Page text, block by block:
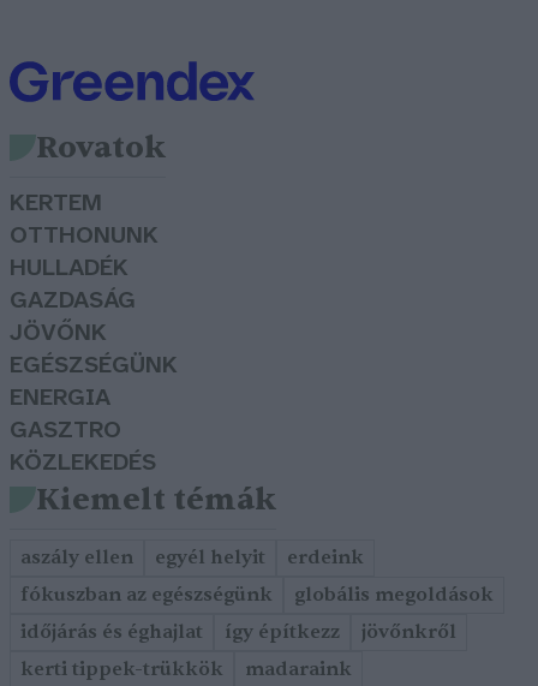
Rovatok
KERTEM
OTTHONUNK
HULLADÉK
GAZDASÁG
JÖVŐNK
EGÉSZSÉGÜNK
ENERGIA
GASZTRO
KÖZLEKEDÉS
Kiemelt témák
aszály ellen egyél helyit
erdeink
fókuszban az egészségünk
globális megoldások
időjárás és éghajlat
így építkezz
jövőnkről
kerti tippek-trükkök
madaraink